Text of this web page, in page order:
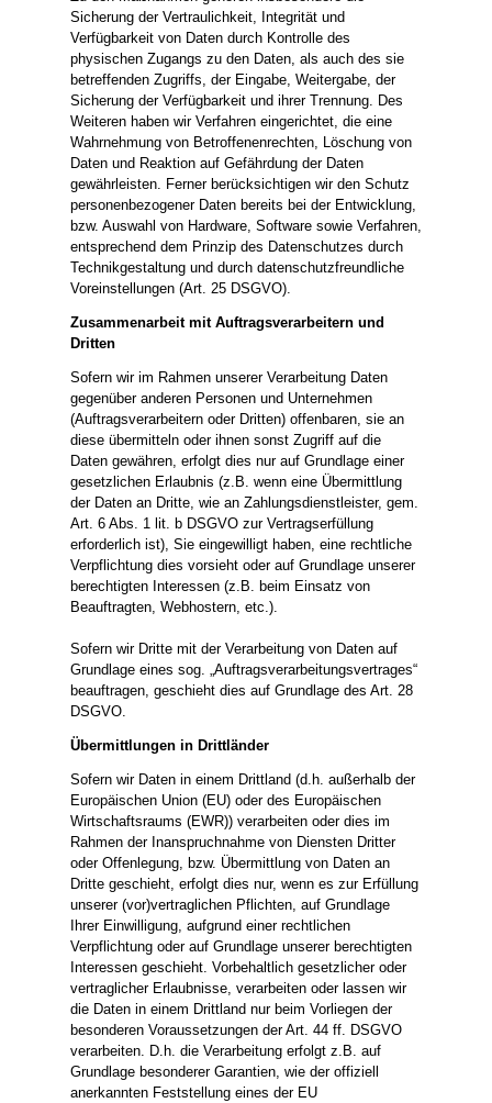
Sicherung der Vertraulichkeit, Integrität und
Verfügbarkeit von Daten durch Kontrolle des
physischen Zugangs zu den Daten, als auch des sie
betreffenden Zugriffs, der Eingabe, Weitergabe, der
Sicherung der Verfügbarkeit und ihrer Trennung. Des
Weiteren haben wir Verfahren eingerichtet, die eine
Wahrnehmung von Betroffenenrechten, Löschung von
Daten und Reaktion auf Gefährdung der Daten
gewährleisten. Ferner berücksichtigen wir den Schutz
personenbezogener Daten bereits bei der Entwicklung,
bzw. Auswahl von Hardware, Software sowie Verfahren,
entsprechend dem Prinzip des Datenschutzes durch
Technikgestaltung und durch datenschutzfreundliche
Voreinstellungen (Art. 25 DSGVO).
Zusammenarbeit mit Auftragsverarbeitern und
Dritten
Sofern wir im Rahmen unserer Verarbeitung Daten
gegenüber anderen Personen und Unternehmen
(Auftragsverarbeitern oder Dritten) offenbaren, sie an
diese übermitteln oder ihnen sonst Zugriff auf die
Daten gewähren, erfolgt dies nur auf Grundlage einer
gesetzlichen Erlaubnis (z.B. wenn eine Übermittlung
der Daten an Dritte, wie an Zahlungsdienstleister, gem.
Art. 6 Abs. 1 lit. b DSGVO zur Vertragserfüllung
erforderlich ist), Sie eingewilligt haben, eine rechtliche
Verpflichtung dies vorsieht oder auf Grundlage unserer
berechtigten Interessen (z.B. beim Einsatz von
Beauftragten, Webhostern, etc.).
Sofern wir Dritte mit der Verarbeitung von Daten auf
Grundlage eines sog. „Auftragsverarbeitungsvertrages“
beauftragen, geschieht dies auf Grundlage des Art. 28
DSGVO.
Übermittlungen in Drittländer
Sofern wir Daten in einem Drittland (d.h. außerhalb der
Europäischen Union (EU) oder des Europäischen
Wirtschaftsraums (EWR)) verarbeiten oder dies im
Rahmen der Inanspruchnahme von Diensten Dritter
oder Offenlegung, bzw. Übermittlung von Daten an
Dritte geschieht, erfolgt dies nur, wenn es zur Erfüllung
unserer (vor)vertraglichen Pflichten, auf Grundlage
Ihrer Einwilligung, aufgrund einer rechtlichen
Verpflichtung oder auf Grundlage unserer berechtigten
Interessen geschieht. Vorbehaltlich gesetzlicher oder
vertraglicher Erlaubnisse, verarbeiten oder lassen wir
die Daten in einem Drittland nur beim Vorliegen der
besonderen Voraussetzungen der Art. 44 ff. DSGVO
verarbeiten. D.h. die Verarbeitung erfolgt z.B. auf
Grundlage besonderer Garantien, wie der offiziell
anerkannten Feststellung eines der EU